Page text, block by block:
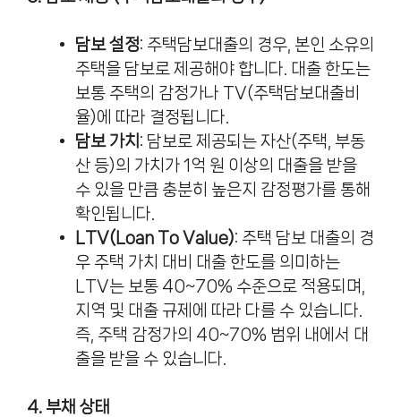
담보 설정: 주택담보대출의 경우, 본인 소유의
주택을 담보로 제공해야 합니다. 대출 한도는
보통 주택의 감정가나 TV(주택담보대출비
율)에 따라 결정됩니다.
담보 가치 : 담보로 제공되는 자산(주택, 부동
산 등)의 가치가 1억 원 이상의 대출을 받을
수 있을 만큼 충분히 높은지 감정평가를 통해
확인됩니다.
LTV(Loan To Value): 주택 담보 대출의 경
우 주택 가치 대비 대출 한도를 의미하는
LTV는 보통 40~70% 수준으로 적용되며,
지역 및 대출 규제에 따라 다를 수 있습니다.
즉, 주택 감정가의 40~70% 범위 내에서 대
출을 받을 수 있습니다.
4. 부채 상태